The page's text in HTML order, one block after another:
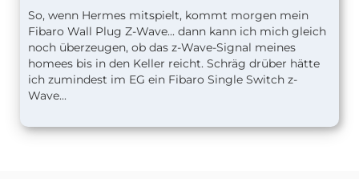
So, wenn Hermes mitspielt, kommt morgen mein
Fibaro Wall Plug Z-Wave... dann kann ich mich gleich
noch überzeugen, ob das z-Wave-Signal meines
homees bis in den Keller reicht. Schräg drüber hätte
ich zumindest im EG ein Fibaro Single Switch z-
Wave...